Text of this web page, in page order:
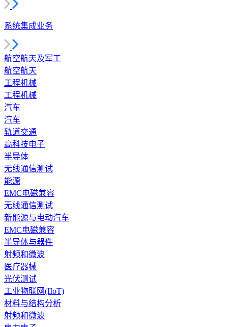
系统集成业务
航空航天及军工
航空航天
工程机械
工程机械
汽车
汽车
轨道交通
高科技电子
半导体
无线通信测试
能源
EMC电磁兼容
无线通信测试
新能源与电动汽车
EMC电磁兼容
半导体与器件
射频和微波
医疗器械
光伏测试
工业物联网(IIoT)
材料与结构分析
射频和微波